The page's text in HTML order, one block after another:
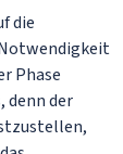
die
Phase
denn der